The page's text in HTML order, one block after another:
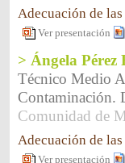
Adecuación de
Ver presentación
> Ángela Pérez
Técnico Medio
Contaminación.
Comunidad de
Adecuación de
Ver presentación